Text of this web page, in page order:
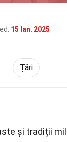
15 Ian. 2025
Țări
și tradiții